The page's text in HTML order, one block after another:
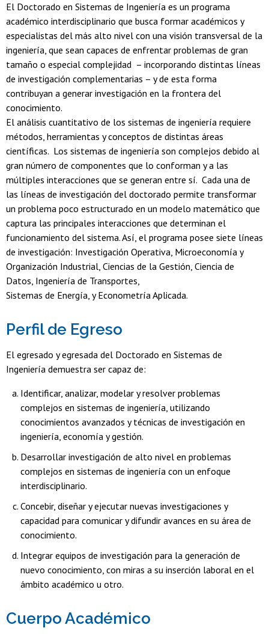
El Doctorado en Sistemas de Ingeniería es un programa
académico interdisciplinario que busca formar académicos y
especialistas del más alto nivel con una visión transversal de la
ingeniería, que sean capaces de enfrentar problemas de gran
tamaño o especial complejidad – incorporando distintas líneas
de investigación complementarias – y de esta forma
contribuyan a generar investigación en la frontera del
conocimiento.
El análisis cuantitativo de los sistemas de ingeniería requiere
métodos, herramientas y conceptos de distintas áreas
científicas. Los sistemas de ingeniería son complejos debido al
gran número de componentes que lo conforman y a las
múltiples interacciones que se generan entre sí. Cada una de
las líneas de investigación del doctorado permite transformar
un problema poco estructurado en un modelo matemático que
captura las principales interacciones que determinan el
funcionamiento del sistema. Así, el programa posee siete líneas
de investigación: Investigación Operativa, Microeconomía y
Organización Industrial, Ciencias de la Gestión, Ciencia de
Datos, Ingeniería de Transportes,
Sistemas de Energía, y Econometría Aplicada.
Perfil de Egreso
El egresado y egresada del Doctorado en Sistemas de
Ingeniería demuestra ser capaz de:
Identificar, analizar, modelar y resolver problemas
complejos en sistemas de ingeniería, utilizando
conocimientos avanzados y técnicas de investigación en
ingeniería, economía y gestión.
Desarrollar investigación de alto nivel en problemas
complejos en sistemas de ingeniería con un enfoque
interdisciplinario.
Concebir, diseñar y ejecutar nuevas investigaciones y
capacidad para comunicar y difundir avances en su área de
conocimiento.
Integrar equipos de investigación para la generación de
nuevo conocimiento, con miras a su inserción laboral en el
ámbito académico u otro.
Cuerpo Académico